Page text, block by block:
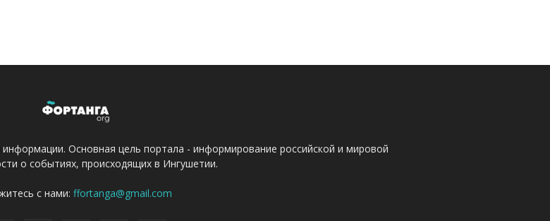
Основная цель портала - информирование российской и мировой
о событиях, происходящих в Ингушетии.
с нами: ffortanga@gmail.com